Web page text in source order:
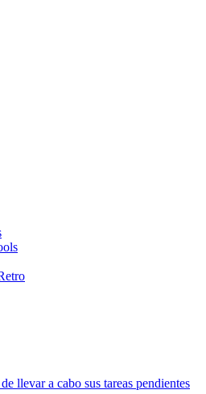
llevar a cabo sus tareas pendientes